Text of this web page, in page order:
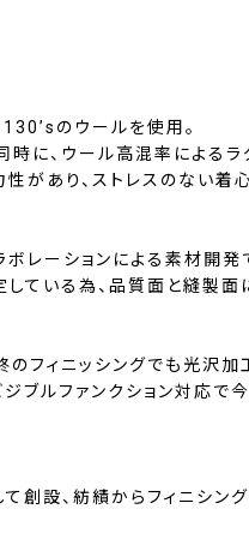
のウールを使用。
に、ウール高混率によるラ
があり、ストレスのない着
レーションによる素材開発
ている為、品質面と縫製面
フィニッシングでも光沢加
ブルファンクション対応で
創設、紡績からフィニシン